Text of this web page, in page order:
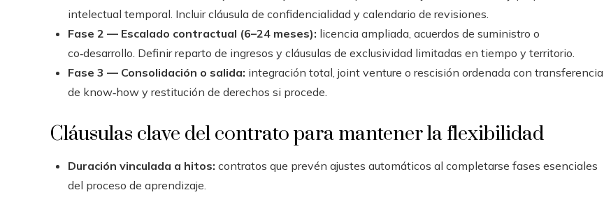
intelectual temporal. Incluir cláusula de confidencialidad y calendario de revisiones.
Fase 2 — Escalado contractual (6–24 meses): licencia ampliada, acuerdos de suministro o
co‑desarrollo. Definir reparto de ingresos y cláusulas de exclusividad limitadas en tiempo y territorio.
Fase 3 — Consolidación o salida: integración total, joint venture o rescisión ordenada con transferencia
de know‑how y restitución de derechos si procede.
Cláusulas clave del contrato para mantener la flexibilidad
Duración vinculada a hitos: contratos que prevén ajustes automáticos al completarse fases esenciales
del proceso de aprendizaje.